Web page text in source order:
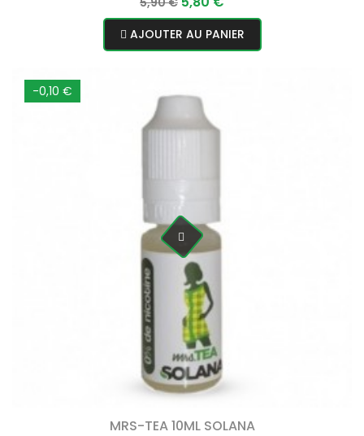
normal
AJOUTER AU PANIER
-0,10 €
MRS-TEA 10ML SOLANA